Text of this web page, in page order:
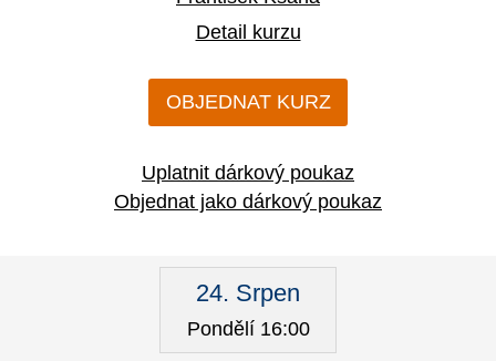
Detail kurzu
OBJEDNAT KURZ
Uplatnit dárkový poukaz
Objednat jako dárkový poukaz
24. Srpen
Pondělí 16:00